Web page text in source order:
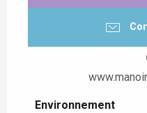
Environnement
Environnement